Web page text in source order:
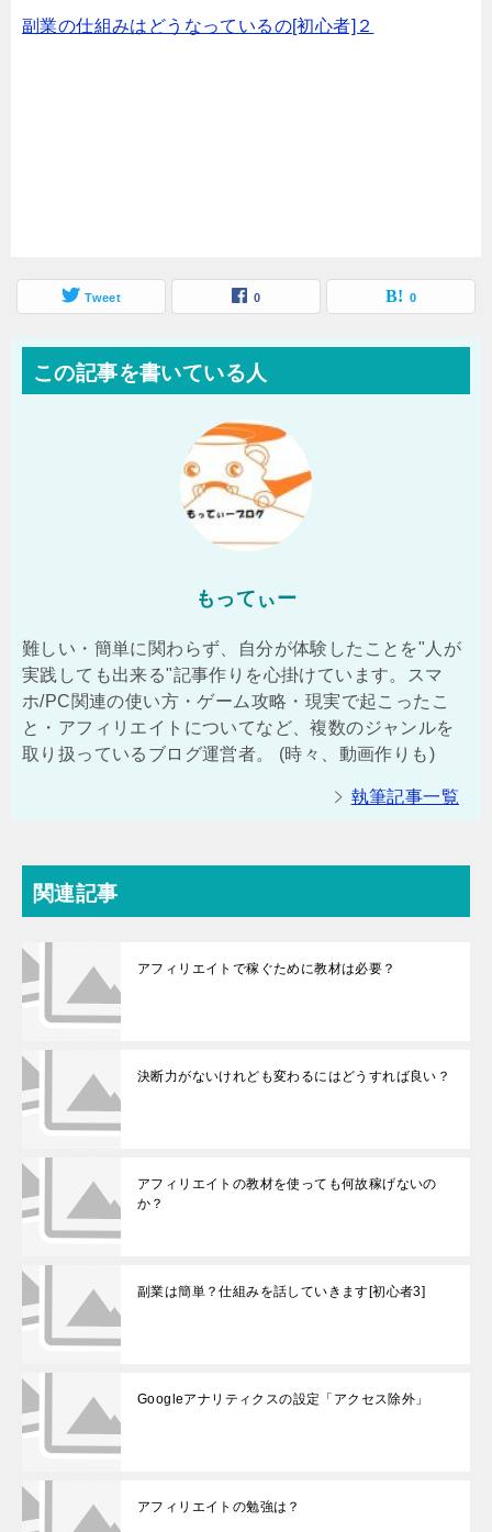
副業の仕組みはどうなっているの[初心者]２
Tweet 0 0
この記事を書いている人
もってぃー
難しい・簡単に関わらず、自分が体験したことを"人が
実践しても出来る"記事作りを心掛けています。スマ
ホ/PC関連の使い方・ゲーム攻略・現実で起こったこ
と・アフィリエイトについてなど、複数のジャンルを
取り扱っているブログ運営者。 (時々、動画作りも)
執筆記事一覧
関連記事
アフィリエイトで稼ぐために教材は必要？
決断力がないけれども変わるにはどうすれば良い？
アフィリエイトの教材を使っても何故稼げないの
か？
副業は簡単？仕組みを話していきます[初心者3]
Googleアナリティクスの設定「アクセス除外」
アフィリエイトの勉強は？